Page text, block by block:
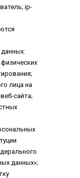
ip-
лица на
сайта;
данных»;